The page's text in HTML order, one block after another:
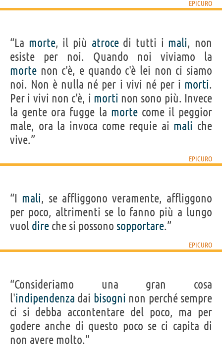
EPICURO
“La morte, il più atrocedi tutti i mali, non
esiste per noi. Quando noi viviamo la
morte non c'è, e quando c'è lei non ci siamo
noi. Non è nulla né per i vivi né per i morti.
Per i vivi non c'è, i morti non sono più. Invece
la gente ora fugge la mortecome il peggior
male, ora la invoca come requie ai mali che
vive.”
EPICURO
“I mali, se affliggono veramente, affliggono
per poco, altrimenti se lo fanno più a lungo
vuol dire che si possono sopportare.”
EPICURO
“Consideriamo una gran cosa
l'indipendenza dai bisogni non perché sempre
ci si debba accontentare del poco, ma per
godere anche di questo poco se ci capita di
non avere molto.”